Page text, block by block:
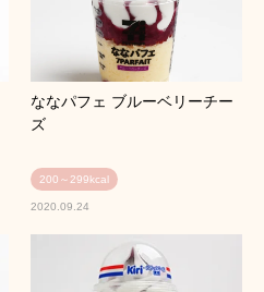
ななパフェ ブルーベリーチー
ズ
200～299kcal
2020.09.24